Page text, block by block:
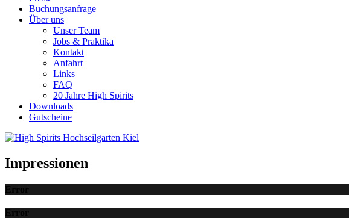
Buchungsanfrage
Über uns
Unser Team
Jobs & Praktika
Kontakt
Anfahrt
Links
FAQ
20 Jahre High Spirits
Downloads
Gutscheine
Impressionen
Error
Error